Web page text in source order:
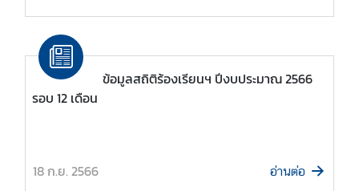
ก
ล
า
ง
แ
ข้อมูลสถิติร้องเรียนฯ ปีงบประมาณ 2566
รอบ 12 เดือน
18 ก.ย. 2566 อ่านต่อ